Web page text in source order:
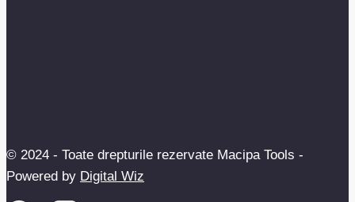
© 2024 - Toate drepturile rezervate Macipa Tools -
Powered by Digital Wiz